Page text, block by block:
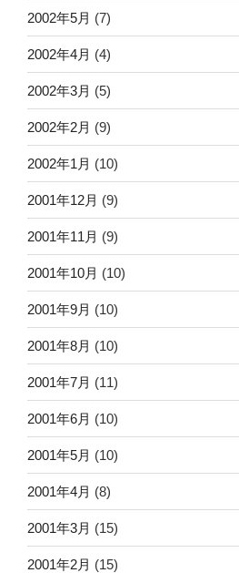
2002年5月 (7)
2002年4月 (4)
2002年3月 (5)
2002年2月 (9)
2002年1月 (10)
2001年12月 (9)
2001年11月 (9)
2001年10月 (10)
2001年9月 (10)
2001年8月 (10)
2001年7月 (11)
2001年6月 (10)
2001年5月 (10)
2001年4月 (8)
2001年3月 (15)
2001年2月 (15)